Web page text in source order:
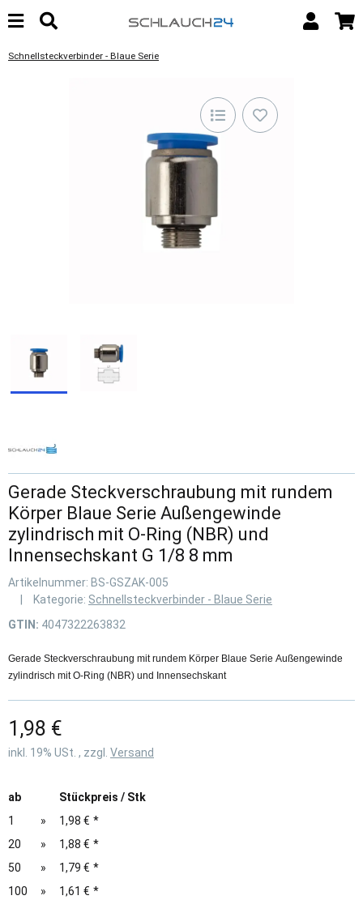
Schnellsteckverbinder - Blaue Serie
Gerade Steckverschraubung mit rundem
Körper Blaue Serie Außengewinde
zylindrisch mit O-Ring (NBR) und
Innensechskant G 1/8 8 mm
Artikelnummer: BS-GSZAK-005
Kategorie: Schnellsteckverbinder - Blaue Serie
GTIN: 4047322263832
Gerade Steckverschraubung mit rundem Körper Blaue Serie Außengewinde
zylindrisch mit O-Ring (NBR) und Innensechskant
1,98 €
inkl. 19% USt. , zzgl. Versand
ab
Stückpreis / Stk
1
» 1,98 € *
20
» 1,88 € *
50
» 1,79 € *
100
» 1,61 € *